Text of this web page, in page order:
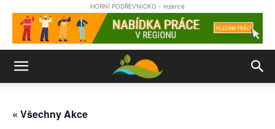
HORNÍ PODŘEVNICKO - inzerce
« Všechny Akce